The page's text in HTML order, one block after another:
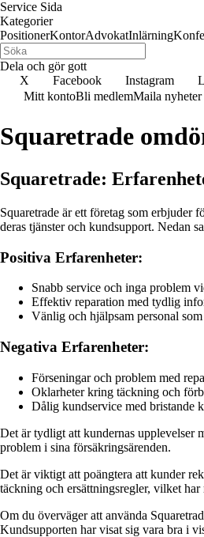
Service Sida
Kategorier
PositionerKontorAdvokatInlärning
Dela och gör gott
X
Facebook Instagram
Mitt kontoBli medlemMaila nyheter
Squaretrade
Squaretrade:
Squaretrade är ett företag som erbjuder
deras tjänster och kundsupport. Nedan
Positiva Erfarenheter:
Snabb service och inga problem
Effektiv reparation med tydlig
Vänlig och hjälpsam personal
Negativa Erfarenheter:
Förseningar och problem med
Oklarheter kring täckning och
Dålig kundservice med bristande
Det är tydligt att kundernas upplevelser
problem i sina försäkringsärenden.
Det är viktigt att poängtera att kunder
täckning och ersättningsregler, vilket
Om du överväger att använda
Kundsupporten har visat sig vara bra i